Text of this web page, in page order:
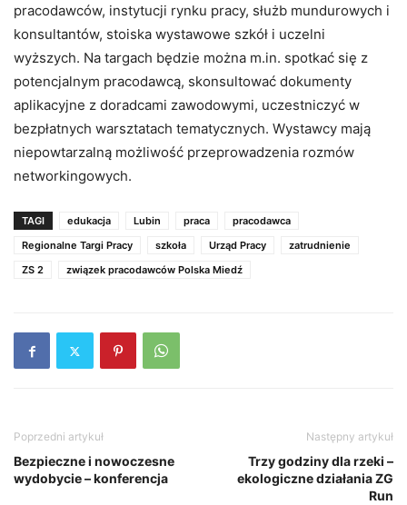
pracodawców, instytucji rynku pracy, służb mundurowych i
konsultantów, stoiska wystawowe szkół i uczelni
wyższych. Na targach będzie można m.in. spotkać się z
potencjalnym pracodawcą, skonsultować dokumenty
aplikacyjne z doradcami zawodowymi, uczestniczyć w
bezpłatnych warsztatach tematycznych. Wystawcy mają
niepowtarzalną możliwość przeprowadzenia rozmów
networkingowych.
TAGI edukacja Lubin praca
pracodawca
Regionalne Targi Pracy
szkoła Urząd Pracy
zatrudnienie
ZS 2
związek pracodawców Polska Miedź
Poprzedni artykuł
Bezpieczne i nowoczesne
wydobycie – konferencja
Następny artykuł
Trzy godziny dla rzeki –
ekologiczne działania ZG
Run